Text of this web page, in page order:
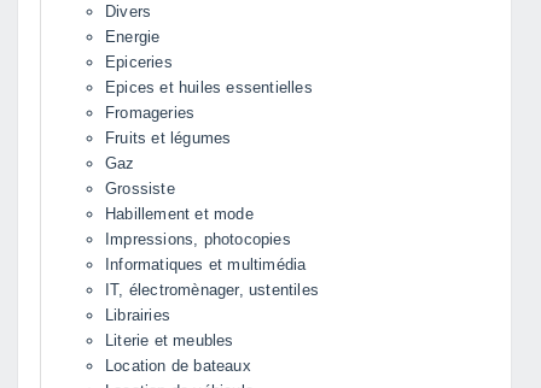
Divers
Energie
Epiceries
Epices et huiles essentielles
Fromageries
Fruits et légumes
Gaz
Grossiste
Habillement et mode
Impressions, photocopies
Informatiques et multimédia
IT, électromènager, ustentiles
Librairies
Literie et meubles
Location de bateaux